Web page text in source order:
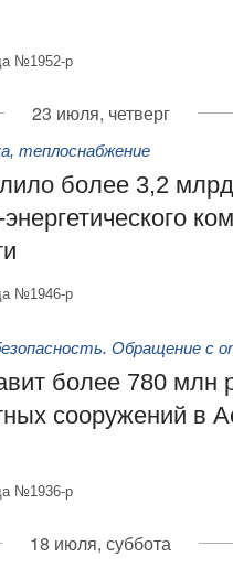
№1952-р
23 июля, четверг
теплоснабжение
более 3,2
№1946-р
Обращение с
более 780 млн
сооружений в
№1936-р
18 июля, суббота